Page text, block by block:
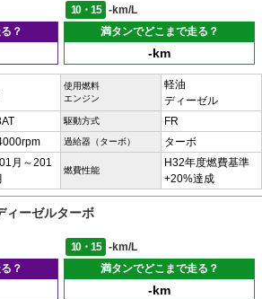
10・15
-km/L
？
満タンでどこまで走る？
-km
使用燃料
エンジン
軽油
ディーゼル
駆動方式 FR
過給器（ターボ） ターボ
月～201
燃費性能
H32年度燃費基準
+20%達成
ィーゼルターボ
10・15
-km/L
？
満タンでどこまで走る？
-km